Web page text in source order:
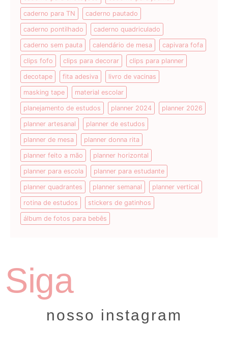
caderno para TN caderno pautado
caderno pontilhado caderno quadriculado
caderno sem pauta calendário de mesa capivara fofa
clips fofo clips para decorar clips para planner
decotape fita adesiva livro de vacinas
masking tape material escolar
planejamento de estudos planner 2024 planner 2026
planner artesanal planner de estudos
planner de mesa planner donna rita
planner feito a mão planner horizontal
planner para escola planner para estudante
planner quadrantes planner semanal planner vertical
rotina de estudos stickers de gatinhos
álbum de fotos para bebês
Siga
nosso instagram